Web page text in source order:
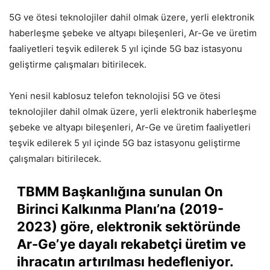
5G ve ötesi teknolojiler dahil olmak üzere, yerli elektronik
haberleşme şebeke ve altyapı bileşenleri, Ar-Ge ve üretim
faaliyetleri teşvik edilerek 5 yıl içinde 5G baz istasyonu
geliştirme çalışmaları bitirilecek.
Yeni nesil kablosuz telefon teknolojisi 5G ve ötesi
teknolojiler dahil olmak üzere, yerli elektronik haberleşme
şebeke ve altyapı bileşenleri, Ar-Ge ve üretim faaliyetleri
teşvik edilerek 5 yıl içinde 5G baz istasyonu geliştirme
çalışmaları bitirilecek.
TBMM Başkanlığına sunulan On
Birinci Kalkınma Planı’na (2019-
2023) göre, elektronik sektöründe
Ar-Ge’ye dayalı rekabetçi üretim ve
ihracatın artırılması hedefleniyor.